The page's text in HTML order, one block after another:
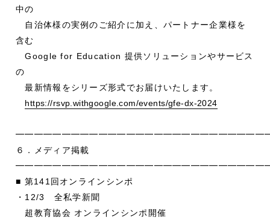
中の
自治体様の実例のご紹介に加え、パートナー企業様を
含む
Google for Education 提供ソリューションやサービス
の
最新情報をシリーズ形式でお届けいたします。
https://rsvp.withgoogle.com/events/gfe-dx-2024
６．メディア掲載
■ 第141回オンラインシンポ
・12/3 全私学新聞
超教育協会 オンラインシンポ開催